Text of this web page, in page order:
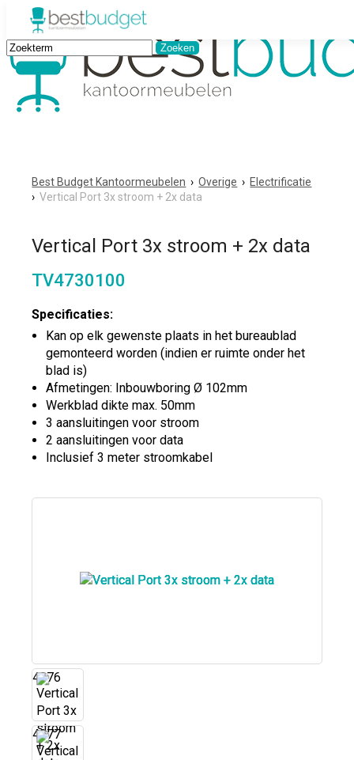
Best Budget Kantoormeubelen › Overige › Electrificatie
› Vertical Port 3x stroom + 2x data
Vertical Port 3x stroom + 2x data
TV4730100
Specificaties:
Kan op elk gewenste plaats in het bureaublad
gemonteerd worden (indien er ruimte onder het
blad is)
Afmetingen: Inbouwboring Ø 102mm
Werkblad dikte max. 50mm
3 aansluitingen voor stroom
2 aansluitingen voor data
Inclusief 3 meter stroomkabel
4976
4977